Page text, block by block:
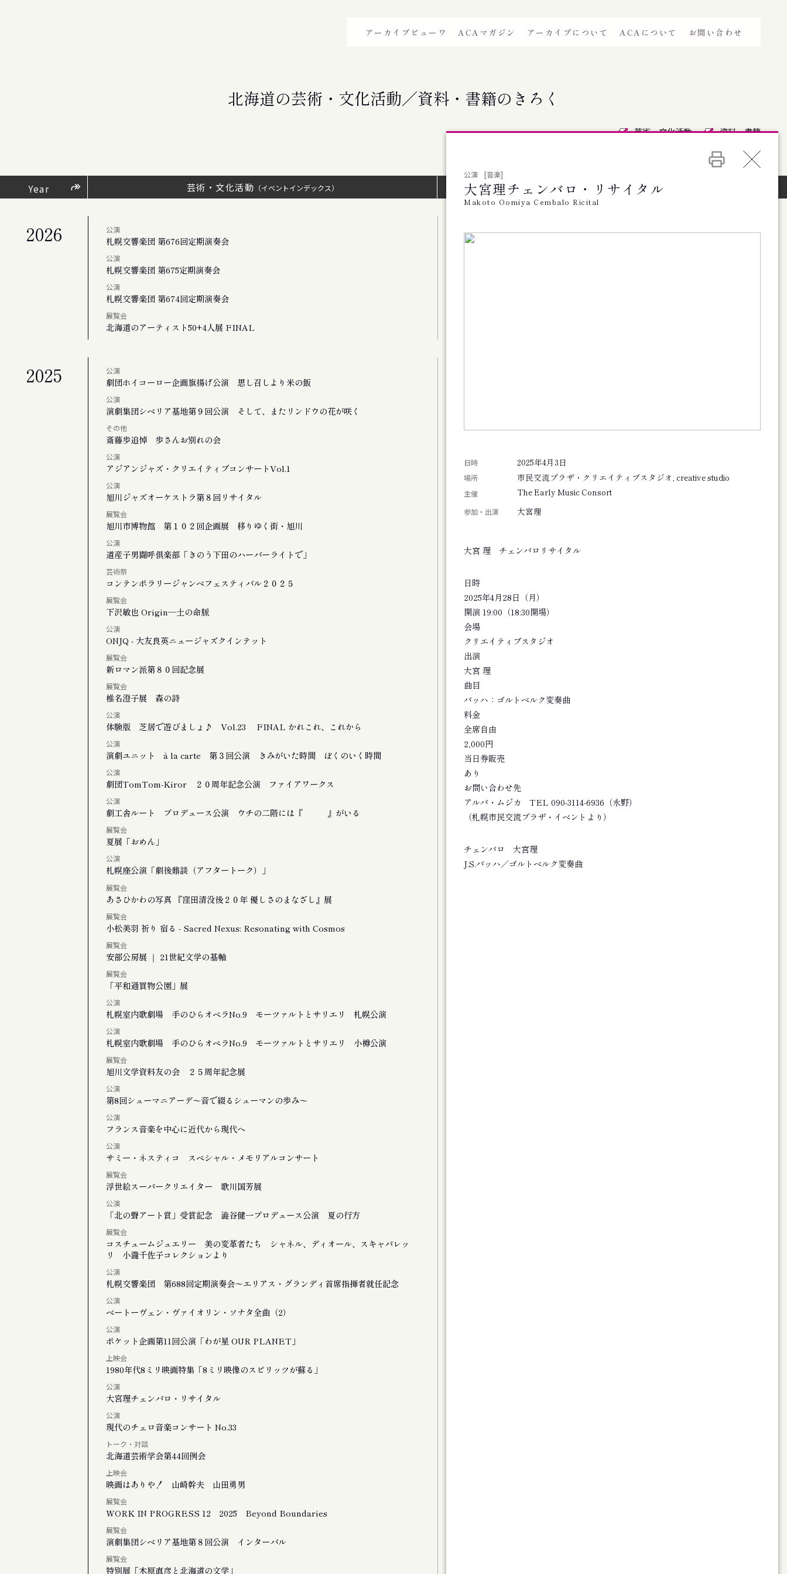
アーカイブビューワ ACAマガジン アーカイブについて ACAについて お問い合わせ
北海道の芸術・文化活動／資料・書籍のきろく
公演 [⾳楽]
大宮理チェンバロ・リサイタル
Makoto Oomiya Cembalo Ricital
日時 2025年4月3日
場所 市民交流プラザ・クリエイティブスタジオ, creative studio
主催 The Early Music Consort
参加・出演 大宮理
大宮 理 チェンバロリサイタル
日時
2025年4月28日（月）
開演 19:00（18:30開場）
会場
クリエイティブスタジオ
出演
大宮 理
曲目
バッハ：ゴルトベルク変奏曲
料金
全席自由
2,000円
当日券販売
あり
お問い合わせ先
アルバ・ムジカ TEL 090-3114-6936（永野）
（札幌市民交流プラザ・イベントより）
チェンバロ 大宮理
J.S.バッハ／ゴルトベルク変奏曲
芸術・文化活動 資料・書籍
NEW PAST
Year 芸術・文化活動 （イベントインデックス） 資料・書籍 （ドキュメントインデックス）
2026 公演
札幌交響楽団 第676回定期演奏会
公演
札幌交響楽団 第675定期演奏会
公演
札幌交響楽団 第674回定期演奏会
展覧会
北海道のアーティスト50+4人展 FINAL
イスカーチェリ 45号 （SFファンジン復刊16号）
2025 公演
劇団ホイコーロー企画旗揚げ公演 思し召しより米の飯
公演
演劇集団シベリア基地第９回公演 そして、またリンドウの花が咲く
その他
斎藤歩追悼 歩さんお別れの会
公演
アジアンジャズ・クリエイティブコンサートVol.1
公演
旭川ジャズオーケストラ第８回リサイタル
展覧会
旭川市博物館 第１０２回企画展 移りゆく街・旭川
公演
道産子男闘呼倶楽部「きのう下田のハーバーライトで」
芸術祭
コンテンポラリージャンベフェスティバル２０２５
展覧会
下沢敏也 Origin―土の命脈
公演
ONJQ - 大友良英ニュージャズクインテット
展覧会
新ロマン派第８０回記念展
展覧会
椎名澄子展 森の詩
公演
体験版 芝居で遊びましょ♪ Vol.23 FINAL かれこれ、これから
公演
演劇ユニット à la carte 第３回公演 きみがいた時間 ぼくのいく時間
公演
劇団TomTom-Kiror ２０周年記念公演 ファイアワークス
公演
劇工舎ルート プロデュース公演 ウチの二階には『 』がいる
展覧会
夏展「おめん」
公演
札幌座公演「劇後鼎談（アフタートーク）」
展覧会
あさひかわの写真 『窪田清没後２０年 優しさのまなざし』展
展覧会
小松美羽 祈り 宿る - Sacred Nexus: Resonating with Cosmos
展覧会
安部公房展 ｜ 21世紀文学の基軸
展覧会
「平和通買物公園」展
公演
札幌室内歌劇場 手のひらオペラNo.9 モーツァルトとサリエリ 札幌公演
公演
札幌室内歌劇場 手のひらオペラNo.9 モーツァルトとサリエリ 小樽公演
展覧会
旭川文学資料友の会 ２５周年記念展
公演
第8回シューマニアーデ〜音で綴るシューマンの歩み〜
公演
フランス音楽を中心に近代から現代へ
公演
サミー・ネスティコ スペシャル・メモリアルコンサート
展覧会
浮世絵スーパークリエイター 歌川国芳展
公演
「北の聲アート賞」受賞記念 澁谷健一プロデュース公演 夏の行方
展覧会
コスチュームジュエリー 美の変革者たち シャネル、ディオール、スキャパレッ
リ 小瀧千佐子コレクションより
公演
札幌交響楽団 第688回定期演奏会〜エリアス・グランディ首席指揮者就任記念
公演
ベートーヴェン・ヴァイオリン・ソナタ全曲（2）
公演
ポケット企画第11回公演「わが星 OUR PLANET」
上映会
1980年代8ミリ映画特集「8ミリ映像のスピリッツが蘇る」
公演
大宮理チェンバロ・リサイタル
公演
現代のチェロ音楽コンサート No.33
トーク・対談
北海道芸術学会第44回例会
上映会
映画はありや！ 山崎幹夫 山田勇男
展覧会
WORK IN PROGRESS 12 2025 Beyond Boundaries
展覧会
演劇集団シベリア基地第８回公演 インターバル
展覧会
特別展「木原直彦と北海道の文学」
文書・図像類
札幌美術展「下沢敏也 Origin―土の命脈」図録
斎藤歩追悼 歩さんお別れの会 フライヤー
文書・図像類
〈ONJQ - 大友良英ニュージャズクインテット〉フライヤー
札幌文学 95号
雑誌
イスカーチェリ 44号 （SFファンジン復刊15号）
電子資料
〈小松美羽 祈り 宿る - Sacred Nexus: Resonating with Cosmos〉 フライヤー
電子資料
〈安部公房展 | 21世紀文学の基軸〉 フライヤー
図書
旭川文学資料館図録 旭川ゆかりの文学
図書
旭川文学資料友の会２５周年記念誌 文縁 ２５年の歩み
図書
日本サブカルチャーと危機 死と恐怖の表象史
図書
北海道俳句年鑑 2025年版
図書
旭川叢書第３７巻 知ってほしい、こんな旭川―珠玉の郷土史エピソード集―
芸術・文化アーカイヴのすすめ ACAライブラリ001